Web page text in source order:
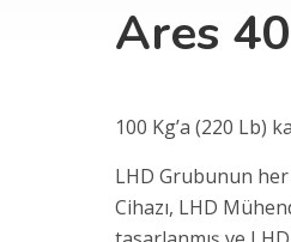
Ares
100 Kg’a (220 Lb)
LHD Grubunun
Cihazı, LHD